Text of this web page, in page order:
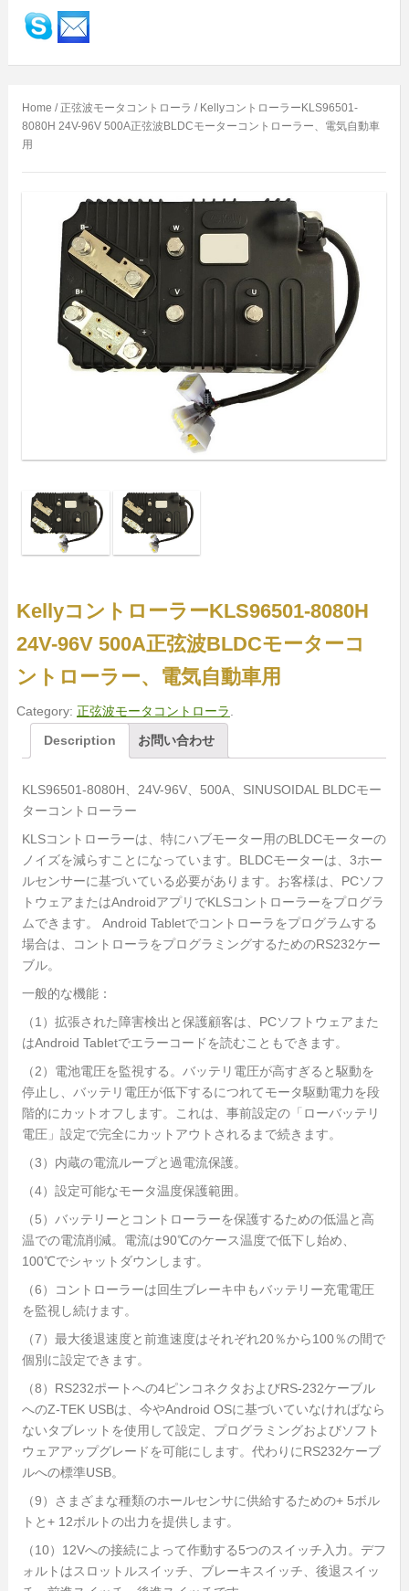
Home / 正弦波モータコントローラ / KellyコントローラーKLS96501-
8080H 24V-96V 500A正弦波BLDCモーターコントローラー、電気自動車
用
KellyコントローラーKLS96501-8080H
24V-96V 500A正弦波BLDCモーターコ
ントローラー、電気自動車用
Category: 正弦波モータコントローラ
Description
お問い合わせ
KLS96501-8080H、24V-96V、500A、SINUSOIDAL BLDCモー
ターコントローラー
KLSコントローラーは、特にハブモーター用のBLDCモーターの
ノイズを減らすことになっています。BLDCモーターは、3ホー
ルセンサーに基づいている必要があります。お客様は、PCソフ
トウェアまたはAndroidアプリでKLSコントローラーをプログラ
ムできます。 Android Tabletでコントローラをプログラムする
場合は、コントローラをプログラミングするためのRS232ケー
ブル。
一般的な機能：
（1）拡張された障害検出と保護顧客は、PCソフトウェアまた
はAndroid Tabletでエラーコードを読むこともできます。
（2）電池電圧を監視する。バッテリ電圧が高すぎると駆動を
停止し、バッテリ電圧が低下するにつれてモータ駆動電力を段
階的にカットオフします。これは、事前設定の「ローバッテリ
電圧」設定で完全にカットアウトされるまで続きます。
（3）内蔵の電流ループと過電流保護。
（4）設定可能なモータ温度保護範囲。
（5）バッテリーとコントローラーを保護するための低温と高
温での電流削減。電流は90℃のケース温度で低下し始め、
100℃でシャットダウンします。
（6）コントローラーは回生ブレーキ中もバッテリー充電電圧
を監視し続けます。
（7）最大後退速度と前進速度はそれぞれ20％から100％の間で
個別に設定できます。
（8）RS232ポートへの4ピンコネクタおよびRS-232ケーブル
へのZ-TEK USBは、今やAndroid OSに基づいていなければなら
ないタブレットを使用して設定、プログラミングおよびソフト
ウェアアップグレードを可能にします。代わりにRS232ケーブ
ルへの標準USB。
（9）さまざまな種類のホールセンサに供給するための+ 5ボル
トと+ 12ボルトの出力を提供します。
（10）12Vへの接続によって作動する5つのスイッチ入力。デフ
ォルトはスロットルスイッチ、ブレーキスイッチ、後退スイッ